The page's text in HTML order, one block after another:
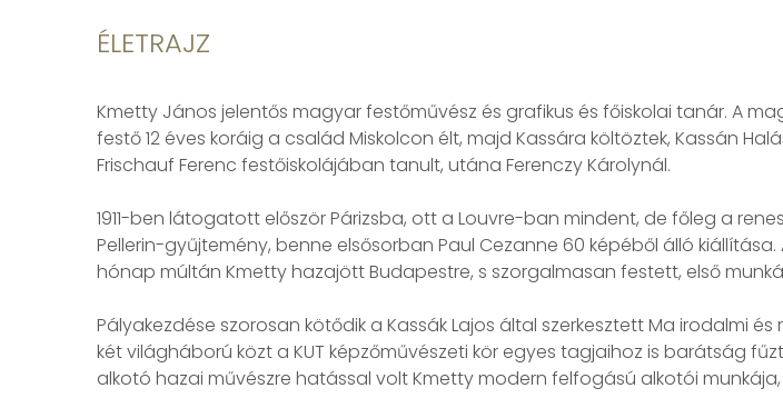
ÉLETRAJZ
Kmetty János jelentős magyar festőművész és grafikus és főiskolai tanár. A
festő 12 éves koráig a család Miskolcon élt, majd Kassára költöztek, Kassán
Frischauf Ferenc festőiskolájában tanult, utána Ferenczy Károlynál.
1911-ben látogatott először Párizsba, ott a Louvre-ban mindent, de főleg a
Pellerin-gyűjtemény, benne elsősorban Paul Cezanne 60 képéből álló
hónap múltán Kmetty hazajött Budapestre, s szorgalmasan festett, első
Pályakezdése szorosan kötődik a Kassák Lajos által szerkesztett Ma irodalmi
két világháború közt a KUT képzőművészeti kör egyes tagjaihoz is barátság
alkotó hazai művészre hatással volt Kmetty modern felfogású alkotói